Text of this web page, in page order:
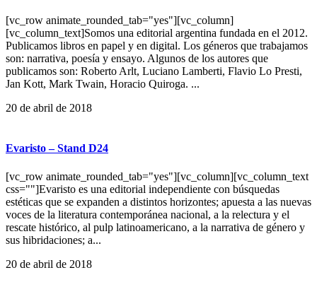
[vc_row animate_rounded_tab="yes"][vc_column]
[vc_column_text]Somos una editorial argentina fundada en el 2012.
Publicamos libros en papel y en digital. Los géneros que trabajamos
son: narrativa, poesía y ensayo. Algunos de los autores que
publicamos son: Roberto Arlt, Luciano Lamberti, Flavio Lo Presti,
Jan Kott, Mark Twain, Horacio Quiroga. ...
20 de abril de 2018
Evaristo – Stand D24
[vc_row animate_rounded_tab="yes"][vc_column][vc_column_text
css=""]Evaristo es una editorial independiente con búsquedas
estéticas que se expanden a distintos horizontes; apuesta a las nuevas
voces de la literatura contemporánea nacional, a la relectura y el
rescate histórico, al pulp latinoamericano, a la narrativa de género y
sus hibridaciones; a...
20 de abril de 2018